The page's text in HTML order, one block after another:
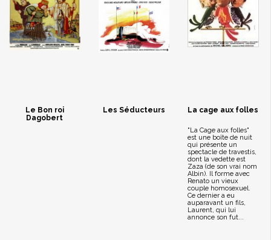
Le Bon roi
Dagobert
Les Séducteurs La cage aux folles
"La Cage aux folles"
est une boîte de nuit
qui présente un
spectacle de travestis,
dont la vedette est
Zaza (de son vrai nom
Albin). Il forme avec
Renato un vieux
couple homosexuel.
Ce dernier a eu
auparavant un fils,
Laurent, qui lui
annonce son fut...